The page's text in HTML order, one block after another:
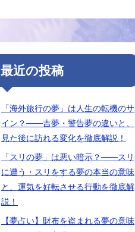
最近の投稿
「海外旅行の夢」は人生の転機のサ
イン？――吉夢・警告夢の違いと、
見た後に訪れる変化を徹底解説！
「スリの夢」は悪い暗示？――スリ
に遭う・スリをする夢の本当の意味
と、運気を好転させる行動を徹底解
説！
【夢占い】財布を盗まれる夢の意味